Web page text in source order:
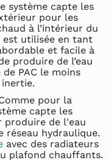
système capte les
pour les
à l’intérieur du
est utilisée en tant
et facile à
produire de l’eau
PAC le moins
pour la
capte les
produire de l'eau
réseau hydraulique.
avec des radiateurs
plafond chauffants.